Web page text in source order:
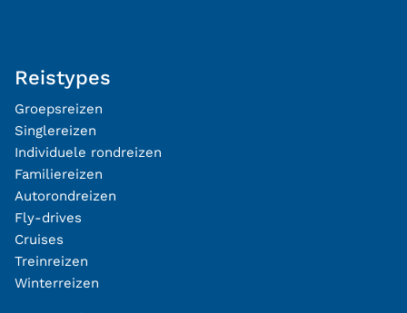
Reistypes
Groepsreizen
Singlereizen
Individuele rondreizen
Familiereizen
Autorondreizen
Fly-drives
Cruises
Treinreizen
Winterreizen